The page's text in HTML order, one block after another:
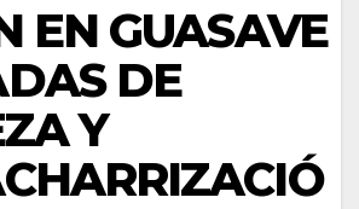
EN GUASAVE
DE
Y